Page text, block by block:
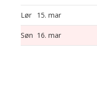
Lør 15. mar
Søn 16. mar